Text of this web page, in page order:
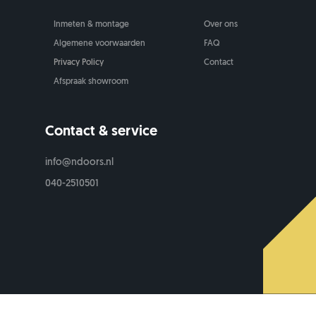
Inmeten & montage
Algemene voorwaarden
Privacy Policy
Afspraak showroom
Over ons
FAQ
Contact
Contact & service
info@ndoors.nl
040-2510501